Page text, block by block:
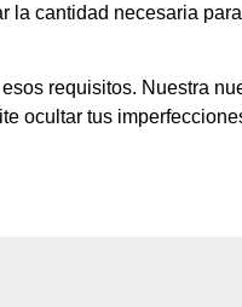
la cantidad necesaria
requisitos. Nuestra
ocultar tus